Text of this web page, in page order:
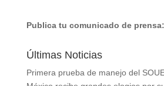
Publica tu comunicado de prensa:
Últimas Noticias
Primera prueba de manejo del